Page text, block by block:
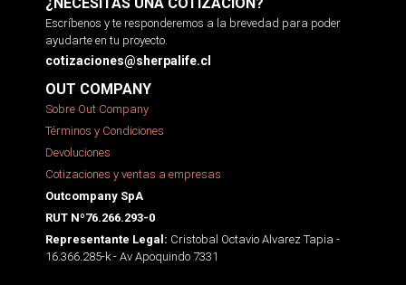
¿NECESITAS UNA COTIZACIÓN?
Escríbenos y te responderemos a la brevedad para poder
ayudarte en tu proyecto.
cotizaciones@sherpalife.cl
OUT COMPANY
Sobre Out Company
Términos y Condiciones
Devoluciones
Cotizaciones y ventas a empresas
Outcompany SpA
RUT Nº76.266.293-0
Representante Legal: Cristobal Octavio Alvarez Tapia -
16.366.285-k - Av Apoquindo 7331